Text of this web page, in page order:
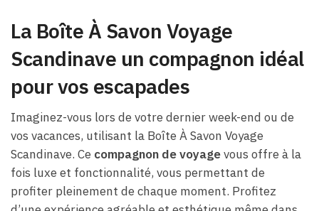
La Boîte À Savon Voyage
Scandinave un compagnon idéal
pour vos escapades
Imaginez-vous lors de votre dernier week-end ou de
vos vacances, utilisant la Boîte À Savon Voyage
Scandinave. Ce compagnon de voyagevous offre à la
fois luxe et fonctionnalité, vous permettant de
profiter pleinement de chaque moment. Profitez